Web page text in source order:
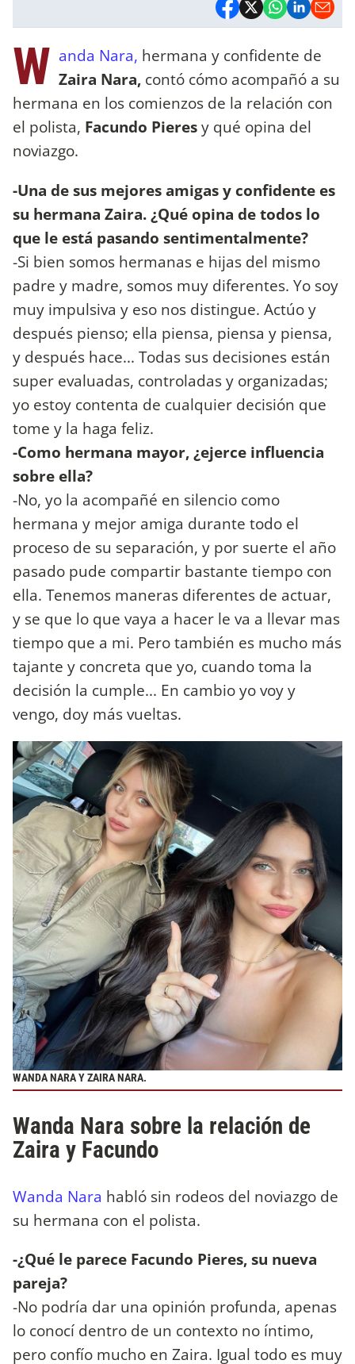
W anda Nara, hermana y confidente de
Zaira Nara, contó cómo acompañó a su
hermana en los comienzos de la relación con
el polista, Facundo Pieresy qué opina del
noviazgo.
-Una de sus mejores amigas y confidente es
su hermana Zaira. ¿Qué opina de todos lo
que le está pasando sentimentalmente?
-Si bien somos hermanas e hijas del mismo
padre y madre, somos muy diferentes. Yo soy
muy impulsiva y eso nos distingue. Actúo y
después pienso; ella piensa, piensa y piensa,
y después hace... Todas sus decisiones están
super evaluadas, controladas y organizadas;
yo estoy contenta de cualquier decisión que
tome y la haga feliz.
-Como hermana mayor, ¿ejerce influencia
sobre ella?
-No, yo la acompañé en silencio como
hermana y mejor amiga durante todo el
proceso de su separación, y por suerte el año
pasado pude compartir bastante tiempo con
ella. Tenemos maneras diferentes de actuar,
y se que lo que vaya a hacer le va a llevar mas
tiempo que a mi. Pero también es mucho más
tajante y concreta que yo, cuando toma la
decisión la cumple... En cambio yo voy y
vengo, doy más vueltas.
WANDA NARA Y ZAIRA NARA.
Wanda Nara sobre la relación de
Zaira y Facundo
Wanda Nara habló sin rodeos del noviazgo de
su hermana con el polista.
-¿Qué le parece Facundo Pieres, su nueva
pareja?
-No podría dar una opinión profunda, apenas
lo conocí dentro de un contexto no íntimo,
pero confío mucho en Zaira. Igual todo es muy